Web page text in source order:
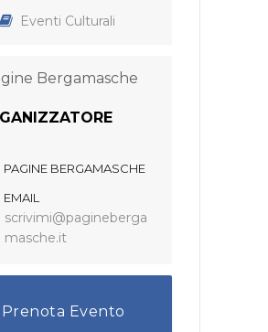
Eventi Culturali
PAGINE BERGAMASCHE
EMAIL
scrivimi@pagineberga
masche.it
Prenota Evento